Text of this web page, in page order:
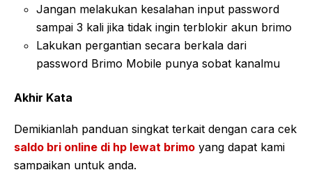
Jangan melakukan kesalahan input password
sampai 3 kali jika tidak ingin terblokir akun brimo
Lakukan pergantian secara berkala dari
password Brimo Mobile punya sobat kanalmu
Akhir Kata
Demikianlah panduan singkat terkait dengan cara cek
saldo bri online di hp lewat brimo yang dapat kami
sampaikan untuk anda.